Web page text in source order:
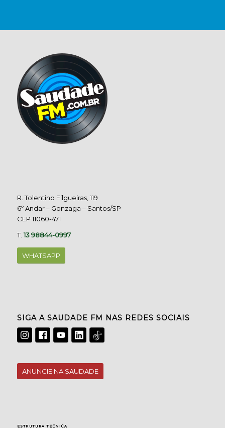
R. Tolentino Filgueiras, 119
6º Andar – Gonzaga – Santos/SP
CEP 11060-471
T.13 98844-0997
WHATSAPP
SIGA A SAUDADE FM NAS REDES SOCIAIS
ANUNCIE NA SAUDADE